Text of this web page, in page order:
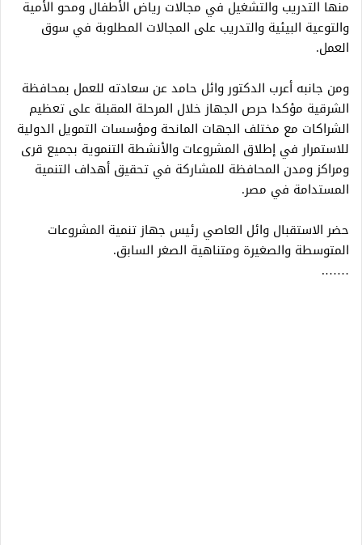
منها التدريب والتشغيل في مجالات رياض الأطفال ومحو الأمية
والتوعية البيئية والتدريب على المجالات المطلوبة في سوق
العمل.
ومن جانبه أعرب الدكتور وائل حامد عن سعادته للعمل بمحافظة
الشرقية مؤكدا حرص الجهاز خلال المرحلة المقبلة على تعظيم
الشراكات مع مختلف الجهات المانحة ومؤسسات التمويل الدولية
للاستمرار في إطلاق المشروعات والأنشطة التنموية بجميع قرى
ومراكز ومدن المحافظة للمشاركة في تحقيق أهداف التنمية
المستدامة في مصر.
حضر الاستقبال وائل العاصي رئيس جهاز تنمية المشروعات
المتوسطة والصغيرة ومتناهية الصغر السابق.
…….